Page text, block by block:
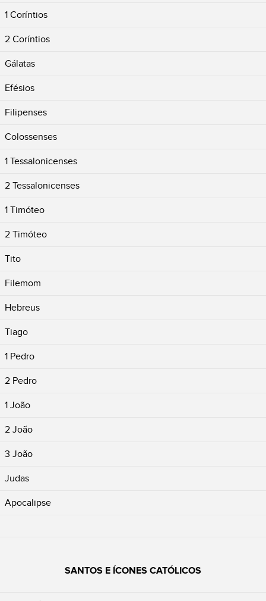
1 Coríntios
2 Coríntios
Gálatas
Efésios
Filipenses
Colossenses
1 Tessalonicenses
2 Tessalonicenses
1 Timóteo
2 Timóteo
Tito
Filemom
Hebreus
Tiago
1 Pedro
2 Pedro
1 João
2 João
3 João
Judas
Apocalipse
SANTOS E ÍCONES CATÓLICOS